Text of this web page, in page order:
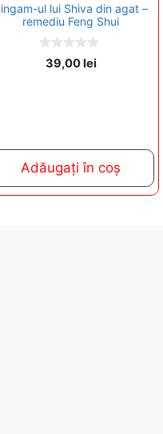
ul lui Shiva din agat –
remediu Feng Shui
o39,00lei
Adăugați în coș